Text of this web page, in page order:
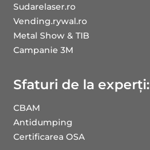
Sudarelaser.ro
Vending.rywal.ro
Metal Show & TIB
Campanie 3M
Sfaturi de la experți:
CBAM
Antidumping
Certificarea OSA